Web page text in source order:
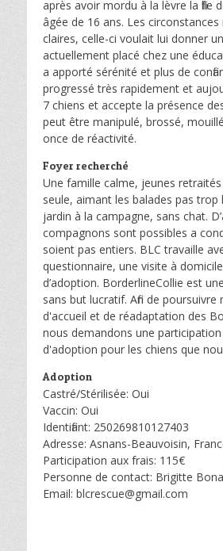
après avoir mordu à la lèvre la fille
âgée de 16 ans. Les
claires, celle-ci voulait lui donner
actuellement placé chez une
a apporté sérénité et plus de
progressé très rapidement et
7 chiens et accepte la présence
peut être manipulé, brossé,
once de réactivité.
Foyer recherché
Une famille calme, jeunes
seule, aimant les balades pas trop
jardin à la campagne, sans chat.
compagnons sont possibles a
soient pas entiers. BLC travaille
questionnaire, une visite à
d’adoption. BorderlineCollie est
sans but lucratif. Afin de poursuivre
d'accueil et de réadaptation des
nous demandons une
d'adoption pour les chiens que
Adoption
Castré/Stérilisée: Oui
Vaccin: Oui
Identifiant: 250269810127403
Adresse: Asnans-Beauvoisin,
Participation aux frais: 115€
Personne de contact: Brigitte
Email: blcrescue@gmail.com